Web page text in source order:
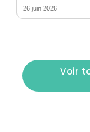
26 juin 2026
Voir